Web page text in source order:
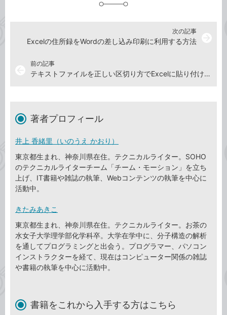
前の記事
テキストファイルを正しい区切り方でExcelに貼り付ける方法
次の記事
Excelの住所録をWordの差し込み印刷に利用する方法
著者プロフィール
井上 香緒里（いのうえ かおり）
東京都生まれ、神奈川県在住。テクニカルライター。SOHO
のテクニカルライターチーム「チーム・モーション」を立ち
上げ、IT書籍や雑誌の執筆、Webコンテンツの執筆を中心に
活動中。
きたみあきこ
東京都生まれ、神奈川県在住。テクニカルライター。お茶の
水女子大学理学部化学科卒。大学在学中に、分子構造の解析
を通してプログラミングと出会う。プログラマー、パソコン
インストラクターを経て、現在はコンピューター関係の雑誌
や書籍の執筆を中心に活動中。
書籍をこれから入手する方はこちら